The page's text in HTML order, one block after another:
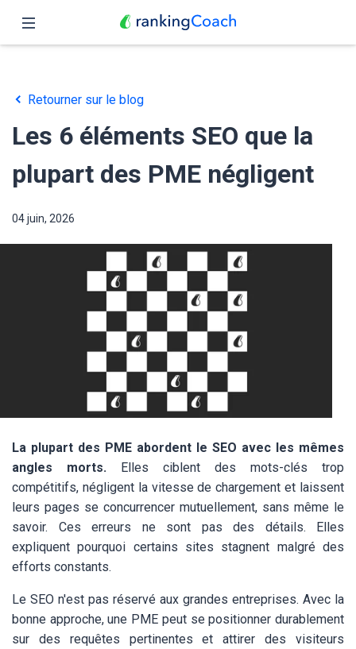
Fonctionnalités
Tarifs
Partenaires
Blog
Retourner sur le blog
Les 6 éléments SEO que la
plupart des PME négligent
04 juin, 2026
La plupart des PME abordent le SEO avec les mêmes
angles morts. Elles ciblent des mots-clés trop
compétitifs, négligent la vitesse de chargement et laissent
leurs pages se concurrencer mutuellement, sans même le
savoir. Ces erreurs ne sont pas des détails. Elles
expliquent pourquoi certains sites stagnent malgré des
efforts constants.
Le SEO n'est pas réservé aux grandes entreprises. Avec la
bonne approche, une PME peut se positionner durablement
sur des requêtes pertinentes et attirer des visiteurs